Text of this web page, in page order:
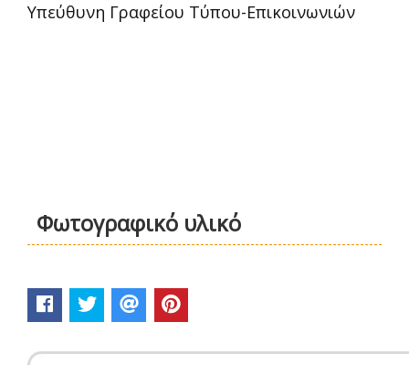
Υπεύθυνη Γραφείου Τύπου-Επικοινωνιών
Φωτογραφικό υλικό